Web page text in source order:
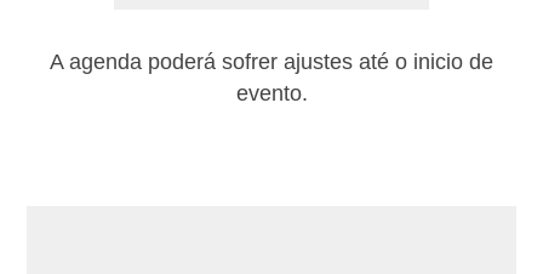
A agenda poderá sofrer ajustes até o inicio de
evento.